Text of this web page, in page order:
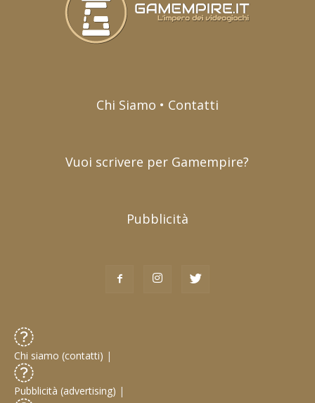
Chi Siamo • Contatti
Vuoi scrivere per Gamempire?
Pubblicità
Chi siamo (contatti) |
Pubblicità (advertising) |